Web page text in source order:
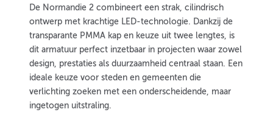
De Normandie 2 combineert een strak, cilindrisch
ontwerp met krachtige LED-technologie. Dankzij de
transparante PMMA kap en keuze uit twee lengtes, is
dit armatuur perfect inzetbaar in projecten waar zowel
design, prestaties als duurzaamheid centraal staan. Een
ideale keuze voor steden en gemeenten die
verlichting zoeken met een onderscheidende, maar
ingetogen uitstraling.